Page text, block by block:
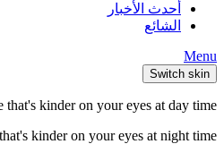
أحدث الأخبار
الشائع
Menu
Switch skin
kinder on your eyes at day time.
kinder on your eyes at night time.